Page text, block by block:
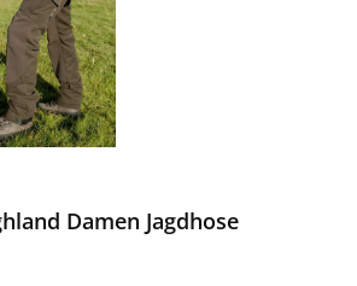
Damen Jagdhose